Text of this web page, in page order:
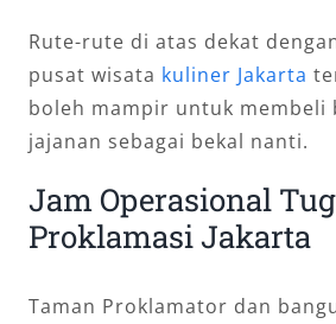
Rute-rute di atas dekat
pusat wisata kuliner Jakarta
boleh mampir untuk membeli
jajanan sebagai bekal nanti.
Jam Operasional
Proklamasi Jakarta
Taman Proklamator dan